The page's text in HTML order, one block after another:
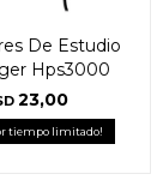
De Estudio
Hps3000
23,00
tiempo limitado!